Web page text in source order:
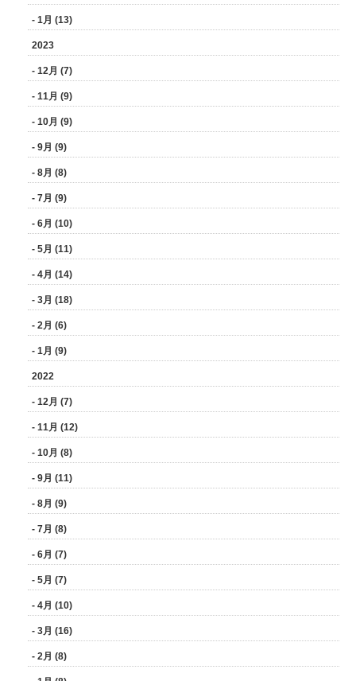
- 1月 (13)
2023
- 12月 (7)
- 11月 (9)
- 10月 (9)
- 9月 (9)
- 8月 (8)
- 7月 (9)
- 6月 (10)
- 5月 (11)
- 4月 (14)
- 3月 (18)
- 2月 (6)
- 1月 (9)
2022
- 12月 (7)
- 11月 (12)
- 10月 (8)
- 9月 (11)
- 8月 (9)
- 7月 (8)
- 6月 (7)
- 5月 (7)
- 4月 (10)
- 3月 (16)
- 2月 (8)